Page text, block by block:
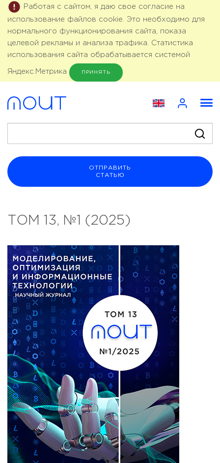
Работая с сайтом, я даю свое согласие на
использование файлов cookie. Это необходимо для
нормального функционирования сайта, показа
целевой рекламы и анализа трафика. Статистика
использования сайта обрабатывается системой
Яндекс.Метрика ПРИНЯТЬ
ОТПРАВИТЬ
СТАТЬЮ
ТОМ 13, №1 (2025)